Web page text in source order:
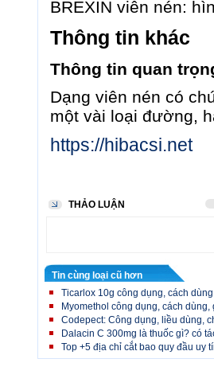
BREXIN viên nén:
Thông tin khác
Thông tin quan
Dạng viên nén có
một vài loại đường,
https://hibacsi.net
THẢO LUẬN
Tin cùng loại cũ hơn
Ticarlox 10g công dụng, cách
Myomethol công dụng, cách dùng,
Codepect: Công dụng, liều dùng,
Dalacin C 300mg là thuốc gì? có
Top +5 địa chỉ cắt bao quy đầu uy